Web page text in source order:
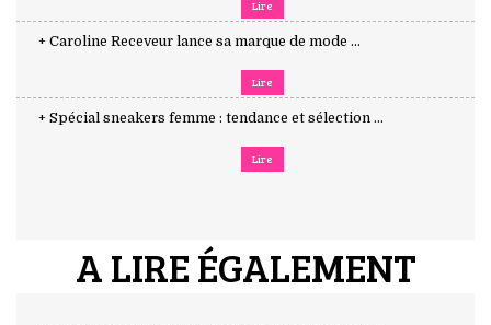
Lire
+ Caroline Receveur lance sa marque de mode ...
Lire
+ Spécial sneakers femme : tendance et sélection ...
Lire
A LIRE ÉGALEMENT